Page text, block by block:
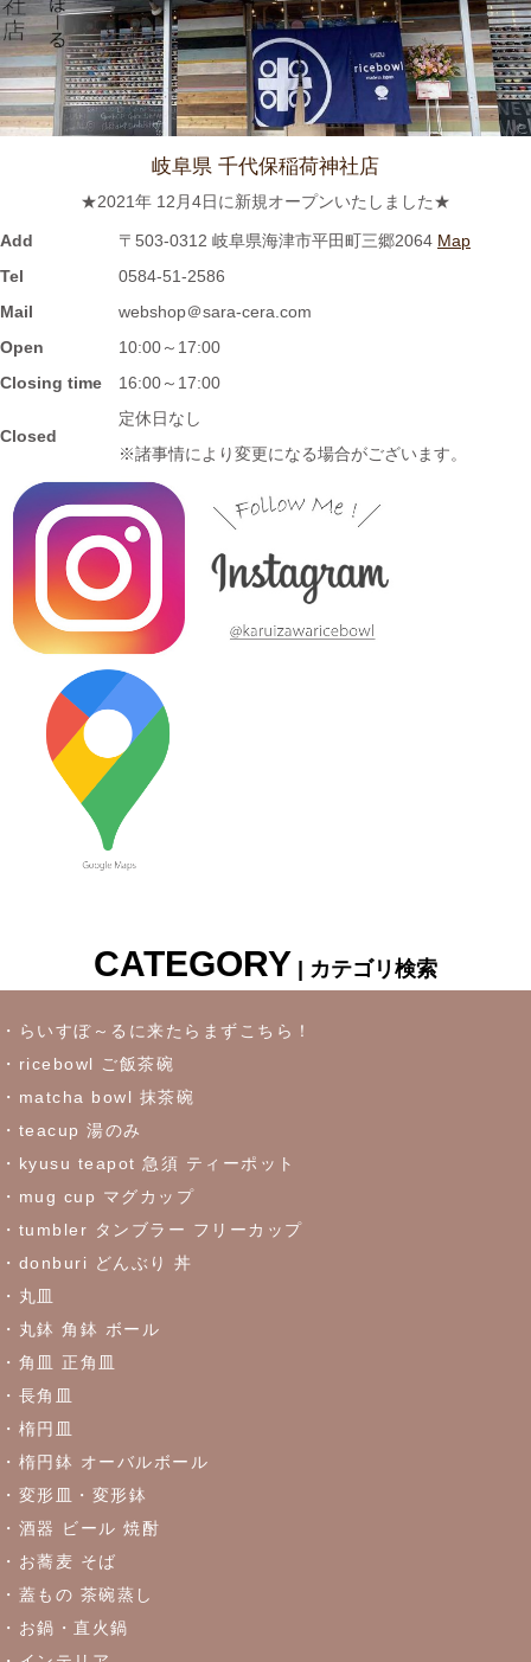
2023/8/10
≪おすすめ≫ 冷たい麺がすすりたいっ 松助 蕎麦猪口
≪おすすめ≫ホカホカご飯をもっとおいしく♪土と炎の香り 信楽
焼のご飯茶碗
2023/7/28
≪再入荷≫窯出し入荷しました♪松助窯 ストレートミニマグカッ
プ ピンクウェーブ釉
≪おすすめ≫暑さに負けない
窯 がっつり小丼
2023/7/13
≪新着商品≫ しのぎのアイテム入荷しました♪オーバルサラダト
レー
2023/7/6
≪新着商品≫ 波佐見焼♪かわいい小鉢入荷しました✿
2023/6/22
2023/6/16
≪おすすめ≫冷たいドリンクいかがです？松助窯ロックグラス
2023/6/7
これからの季節にぴったりなトルコブルーのお皿が限定入荷しま
した♪お早めにどうぞ！
2023/5/30
≪おすすめ≫食卓を彩るかわいい器
≪おすすめ≫実は万能！？色々使える抹茶碗
2023/4/27
≪おすすめ≫ちょこっとがうれしい♪松助窯 ちょこっと豆皿シリ
ーズ
2023/4/21
≪窯出し再入荷しました！≫どんなお料理にもぴったり♪
岐阜県 千代保稲荷神社店
★2021年 12月4日に新規オープンいたしました★
Add 〒503-0312 岐阜県海津市平田町三郷2064 Map
Tel
0584-51-2586
Mail
webshop＠sara-cera.com
Open
10:00～17:00
Closing time
16:00～17:00
Closed
定休日なし
※諸事情により変更になる場合がございます。
CATEGORY | カテゴリ検索
・らいすぼ～るに来たらまずこちら！
・ricebowl ご飯茶碗
・matcha bowl 抹茶碗
・teacup 湯のみ
・kyusu teapot 急須 ティーポット
・mug cup マグカップ
・tumbler タンブラー フリーカップ
・donburi どんぶり 丼
・丸皿
・丸鉢 角鉢 ボール
・角皿 正角皿
・長角皿
・楕円皿
・楕円鉢 オーバルボール
・変形皿・変形鉢
・酒器 ビール 焼酎
・お蕎麦 そば
・蓋もの 茶碗蒸し
・お鍋・直火鍋